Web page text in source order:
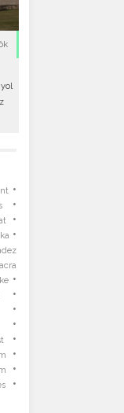
•
•
•
•
•
•
•
•
•
•
•